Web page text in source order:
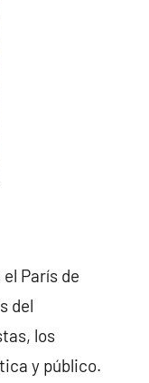
París de
del
los
y público.